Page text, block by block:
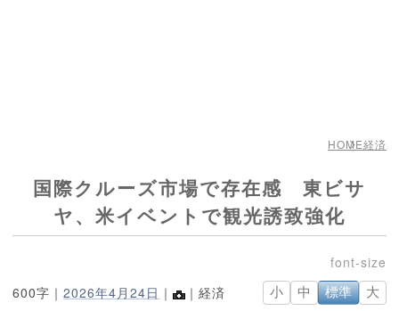
HOME経済
国際クルーズ市場で存在感 東ビサ
ヤ、米イベントで観光誘致強化
600字｜ 2026年4月24日 ｜ ｜経済 小 中 標準 大